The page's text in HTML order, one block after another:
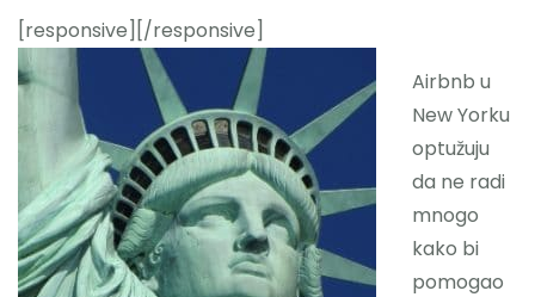
[responsive] [/responsive]
Airbnb u
New Yorku
optužuju
da ne radi
mnogo
kako bi
pomogao